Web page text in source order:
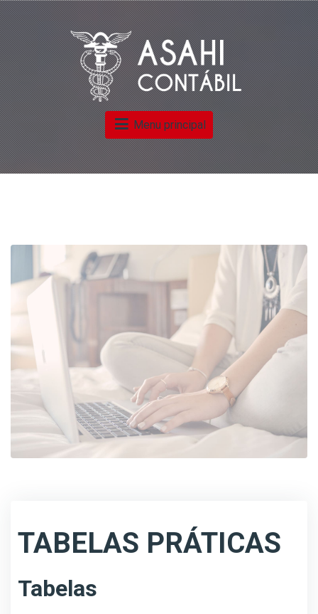
Menu principal
TABELAS PRÁTICAS
Tabelas